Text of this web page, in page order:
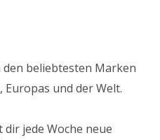
beliebtesten Marken
und der Welt.
dir jede Woche neue